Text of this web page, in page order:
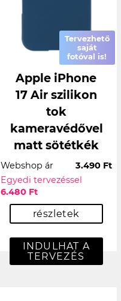
Tervezhető
saját
fotóval is!
Apple iPhone
17 Air szilikon
tok
kameravédővel
matt sötétkék
Webshop ár
3.490 Ft
Egyedi tervezéssel
6.480 Ft
részletek
INDULHAT A
TERVEZÉS